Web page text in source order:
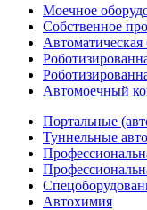
Моечное
Собственное
Автомоечный
Портальные
Туннельные
Автохимия